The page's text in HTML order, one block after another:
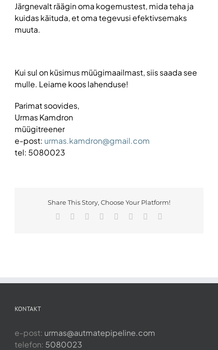
Järgnevalt räägin oma kogemustest, mida teha ja
kuidas käituda, et oma tegevusi efektivsemaks
muuta.
Kui sul on küsimus müügimaailmast, siis saada see
mulle. Leiame koos lahenduse!
Parimat soovides,
Urmas Kamdron
müügitreener
e-post: urmas.kamdron@gmail.com
tel: 5080023
Share This Story, Choose Your Platform!
Facebook Reddit LinkedIn
TumblrPinterest
KONTAKT
e-post: urmas@autmatepipeline.com
telefon: 5080023